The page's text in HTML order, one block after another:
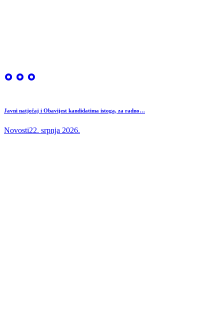
Javni natječaj i Obavijest kandidatima istoga, za radno…
Novosti22. srpnja 2026.